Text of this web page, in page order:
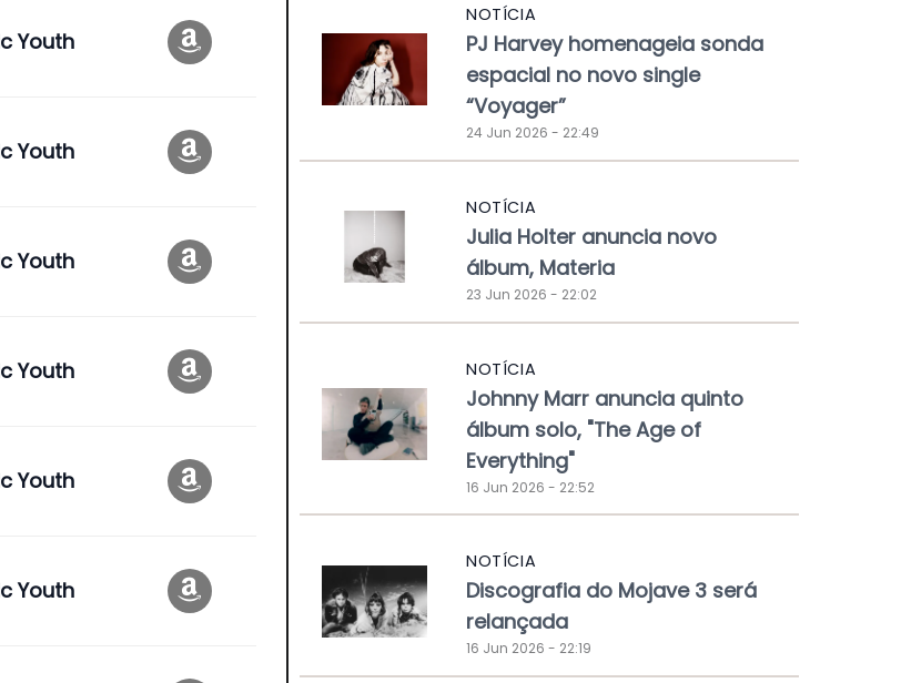
Youth
Youth
Youth
Youth
Youth
Youth
NOTÍCIA
PJ Harvey homenageia sonda
espacial no novo single
“Voyager”
24 Jun 2026 - 22:49
NOTÍCIA
Julia Holter anuncia novo
álbum, Materia
23 Jun 2026 - 22:02
NOTÍCIA
Johnny Marr anuncia quinto
álbum solo, "The Age of
Everything"
16 Jun 2026 - 22:52
NOTÍCIA
Discografia do Mojave 3 será
relançada
16 Jun 2026 - 22:19